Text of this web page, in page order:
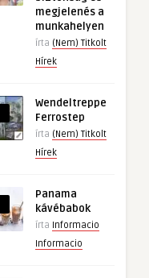
megjelenés a
munkahelyen
írta (Nem) Titkolt
Hírek
Wendeltreppe
Ferrostep
írta (Nem) Titkolt
Hírek
Panama
kávébabok
írta
Informacio
Informacio